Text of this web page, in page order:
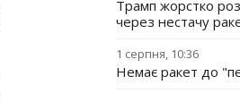
Трамп жорстко
через нестачу
1 серпня, 10:36
Немає ракет до